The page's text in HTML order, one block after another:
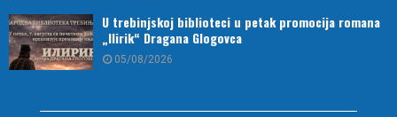
U trebinjskoj biblioteci u petak promocija romana
„Ilirik“ Dragana Glogovca
05/08/2026